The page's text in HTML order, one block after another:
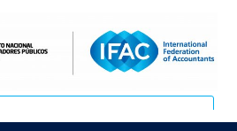
content